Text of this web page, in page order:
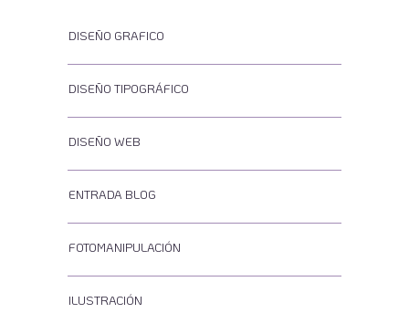
DISEÑO GRAFICO
DISEÑO TIPOGRÁFICO
DISEÑO WEB
ENTRADA BLOG
FOTOMANIPULACIÓN
ILUSTRACIÓN